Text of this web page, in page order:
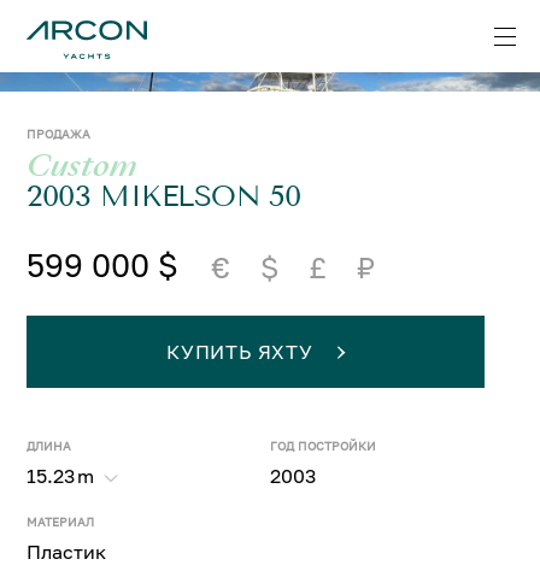
ПРОДАЖА
Custom
2003 MIKELSON 50
599 000 $ € $ £ ₽
ДЛИНА
15.23m
ГОД ПОСТРОЙКИ
2003
МАТЕРИАЛ
Пластик
КУПИТЬ ЯХТУ